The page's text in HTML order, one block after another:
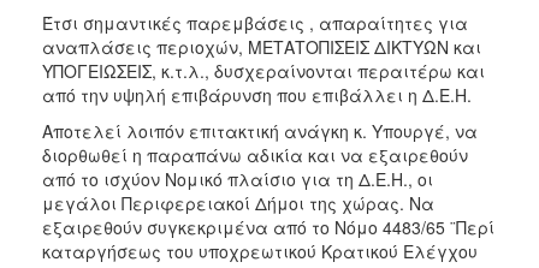
Έτσι σημαντικές παρεμβάσεις , απαραίτητες για
αναπλάσεις περιοχών, ΜΕΤΑΤΟΠΙΣΕΙΣ ΔΙΚΤΥΩΝ και
ΥΠΟΓΕΙΩΣΕΙΣ, κ.τ.λ., δυσχεραίνονται περαιτέρω και
από την υψηλή επιβάρυνση που επιβάλλει η Δ.Ε.Η.
Αποτελεί λοιπόν επιτακτική ανάγκη κ. Υπουργέ, να
διορθωθεί η παραπάνω αδικία και να εξαιρεθούν
από το ισχύον Νομικό πλαίσιο για τη Δ.Ε.Η., οι
μεγάλοι Περιφερειακοί Δήμοι της χώρας. Να
εξαιρεθούν συγκεκριμένα από το Νόμο 4483/65 ¨Περί
καταργήσεως του υποχρεωτικού Κρατικού Ελέγχου